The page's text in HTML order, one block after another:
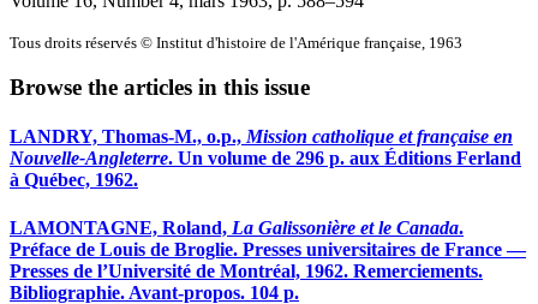
Tous droits réservés © Institut d'histoire de l'Amérique française, 1963
Browse the articles in this issue
LANDRY, Thomas-M., o.p.,Mission catholique et française en
Nouvelle-Angleterre. Un volume de 296 p. aux Éditions Ferland
à Québec, 1962.
LAMONTAGNE, Roland, La Galissonière et le Canada.
Préface de Louis de Broglie. Presses universitaires de France —
Presses de l’Université de Montréal, 1962. Remerciements.
Bibliographie. Avant-propos. 104 p.